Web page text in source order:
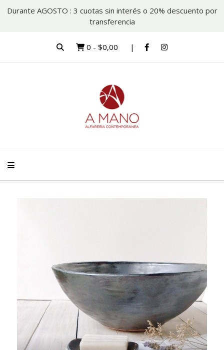
Durante AGOSTO : 3 cuotas sin interés o 20% descuento por
transferencia
0 - $0,00